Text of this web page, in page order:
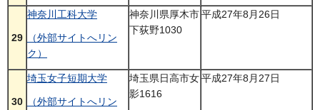
29
神奈川工科大学
（外部サイトへリン
ク）
神奈川県厚木市
下荻野1030
平成27年8月26日
30
埼玉女子短期大学
（外部サイトへリン
埼玉県日高市女
影1616
平成27年8月27日